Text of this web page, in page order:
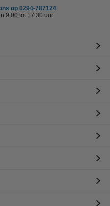
op 0294-787124
9.00 tot 17.30 uur